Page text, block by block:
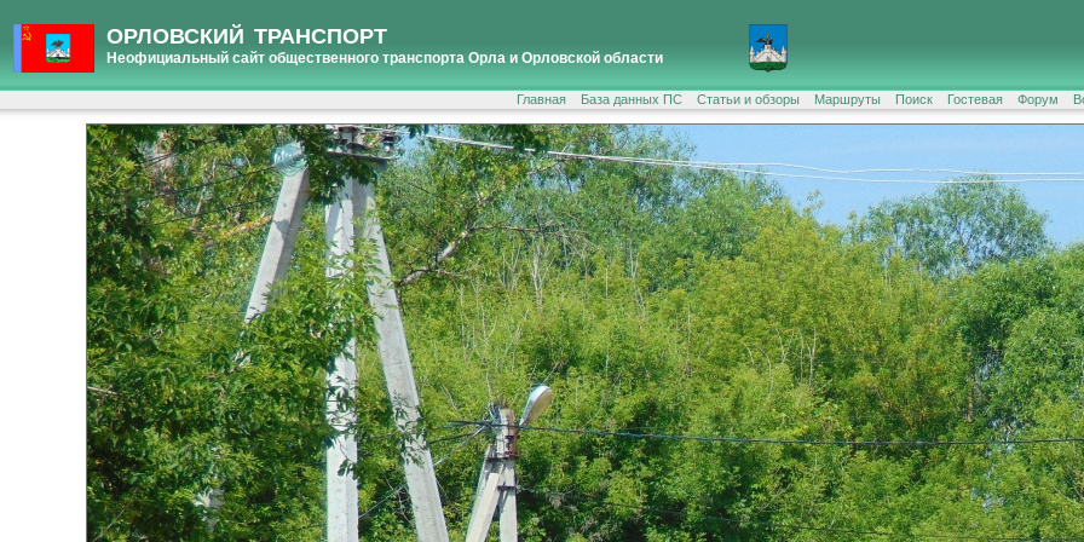
ОРЛОВСКИЙ ТРАНСПОРТ
Неофициальный сайт общественного транспорта Орла и Орловской области
Главная База данных ПС Статьи и обзоры Маршруты Поиск Гостевая Форум